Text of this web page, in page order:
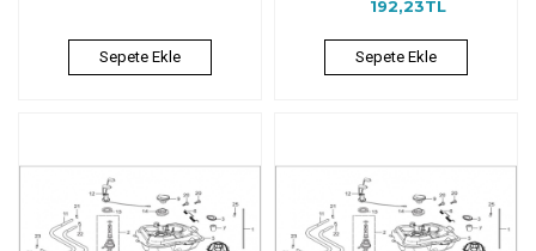
Sepete Ekle
192,23TL
Sepete Ekle